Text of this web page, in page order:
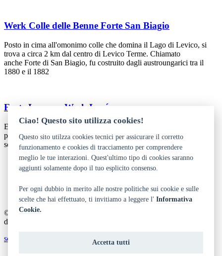
Werk Colle delle Benne Forte San Biagio
Posto in cima all'omonimo colle che domina il Lago di Levico, si
trova a circa 2 km dal centro di Levico Terme. Chiamato
anche Forte di San Biagio, fu costruito dagli austroungarici tra il
1880 e il 1882
Forte Luserna Werk Lusérn
Era uno dei forti austriaci più potenti e attrezzati dell’intero fronte e
per la sua imponenza venne soprannominato “Padreterno” dai
soldati italiani.
Dichiarazione di accessibilità
Note legali e crediti
Art Bonus
© 2014 - 2026 TrentinoCultura - Ideazione e coordinamento a cura
del Dipartimento Cultura, Turismo, Promozione e Sport
scrivi alla redazione
Ciao! Questo sito utilizza cookies!
Questo sito utilzza cookies tecnici per assicurare il corretto
funzionamento e cookies di tracciamento per comprendere
meglio le tue interazioni. Quest'ultimo tipo di cookies saranno
aggiunti solamente dopo il tuo esplicito consenso.
Per ogni dubbio in merito alle nostre politiche sui cookie e sulle
scelte che hai effettuato, ti invitiamo a leggere l'Informativa
Cookie.
Accetta tutti